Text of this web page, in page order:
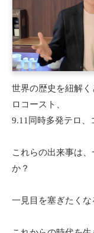
世界の歴史を紐解
ロコースト、
9.11同時多発テロ、
これらの出来事は
か？
一見目を塞ぎたくな